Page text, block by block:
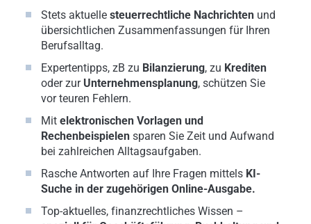
Stets aktuelle steuerrechtliche Nachrichten und
übersichtlichen Zusammenfassungen für Ihren
Berufsalltag.
Expertentipps, zB zu Bilanzierung, zu Krediten
oder zur Unternehmensplanung, schützen Sie
vor teuren Fehlern.
Mit elektronischen Vorlagen und
Rechenbeispielen sparen Sie Zeit und Aufwand
bei zahlreichen Alltagsaufgaben.
Rasche Antworten auf Ihre Fragen mittels KI-
Suche in der zugehörigen Online-Ausgabe.
Top-aktuelles, finanzrechtliches Wissen –